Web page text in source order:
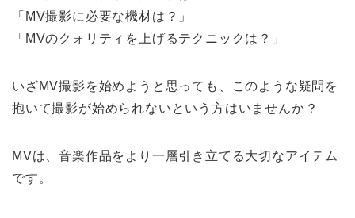
「MV撮影に必要な機材は？」
「MVのクォリティを上げるテクニックは？」
いざMV撮影を始めようと思っても、このような疑問を
抱いて撮影が始められないという方はいませんか？
MVは、音楽作品をより一層引き立てる大切なアイテム
です。